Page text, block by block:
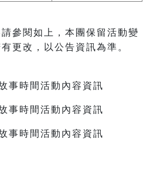
參閱如上，本團保留活動變
更改，以公告資訊為準。